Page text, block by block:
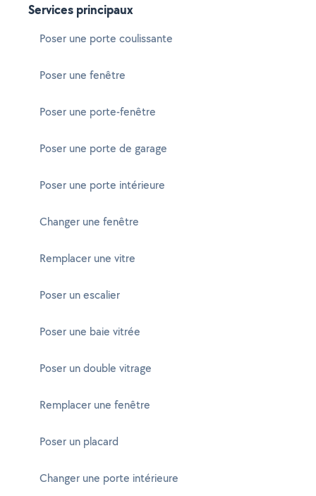
Services principaux
Poser une porte coulissante
Poser une fenêtre
Poser une porte-fenêtre
Poser une porte de garage
Poser une porte intérieure
Changer une fenêtre
Remplacer une vitre
Poser un escalier
Poser une baie vitrée
Poser un double vitrage
Remplacer une fenêtre
Poser un placard
Changer une porte intérieure